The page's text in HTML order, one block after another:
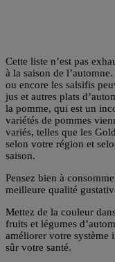
Cette liste n’est pas
à la saison de
ou encore les salsifis
jus et autres plats
la pomme, qui est un
variétés de pommes
variés, telles que les
selon votre région et
saison.
Pensez bien à
meilleure qualité
Mettez de la couleur
fruits et légumes
améliorer votre système
sûr votre santé.